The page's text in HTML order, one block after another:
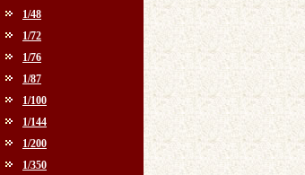
1/48
1/72
1/76
1/87
1/100
1/144
1/200
1/350